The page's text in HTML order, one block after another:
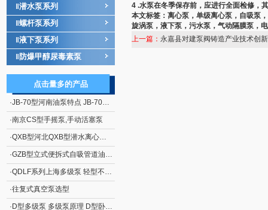
潜水泵系列
螺杆泵系列
液下泵系列
防爆甲醇尿毒素泵
点击量多的产品
·JB-70型河南油泵特点 JB-70型电动、手摇二用计量加油泵
·南京CS型手摇泵,手动活塞泵
·QXB型河北QXB型潜水离心式曝气机
·GZB型立式便拆式自吸管道油泵GZB型立式自吸泵
·QDLF系列上海多级泵 轻型不锈钢立式多级离心泵
·往复式真空泵选型
· D型多级泵 多级泵原理 D型卧式分段式清水多级泵
4 .水泵在冬季保存前，应进行全面检修，
本文标签： 离心泵 ，单级离心泵 ， 自吸泵 ，
旋涡泵 ， 液下泵 ， 污水泵 ，气动隔膜泵 ，
上一篇： 永嘉县对建泵阀铸造产业技术创